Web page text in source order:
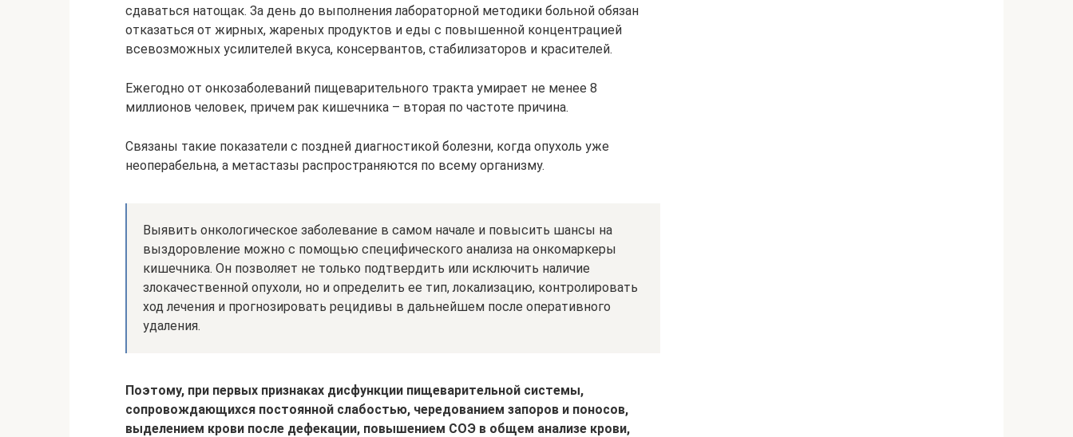
сдаваться натощак. За день до выполнения лабораторной методики больной обязан
отказаться от жирных, жареных продуктов и еды с повышенной концентрацией
всевозможных усилителей вкуса, консервантов, стабилизаторов и красителей.
Ежегодно от онкозаболеваний пищеварительного тракта умирает не менее 8
миллионов человек, причем рак кишечника – вторая по частоте причина.
Связаны такие показатели с поздней диагностикой болезни, когда опухоль уже
неоперабельна, а метастазы распространяются по всему организму.
Выявить онкологическое заболевание в самом начале и повысить шансы на
выздоровление можно с помощью специфического анализа на онкомаркеры
кишечника. Он позволяет не только подтвердить или исключить наличие
злокачественной опухоли, но и определить ее тип, локализацию, контролировать
ход лечения и прогнозировать рецидивы в дальнейшем после оперативного
удаления.
Поэтому, при первых признаках дисфункции пищеварительной системы,
сопровождающихся постоянной слабостью, чередованием запоров и поносов,
выделением крови после дефекации, повышением СОЭ в общем анализе крови,